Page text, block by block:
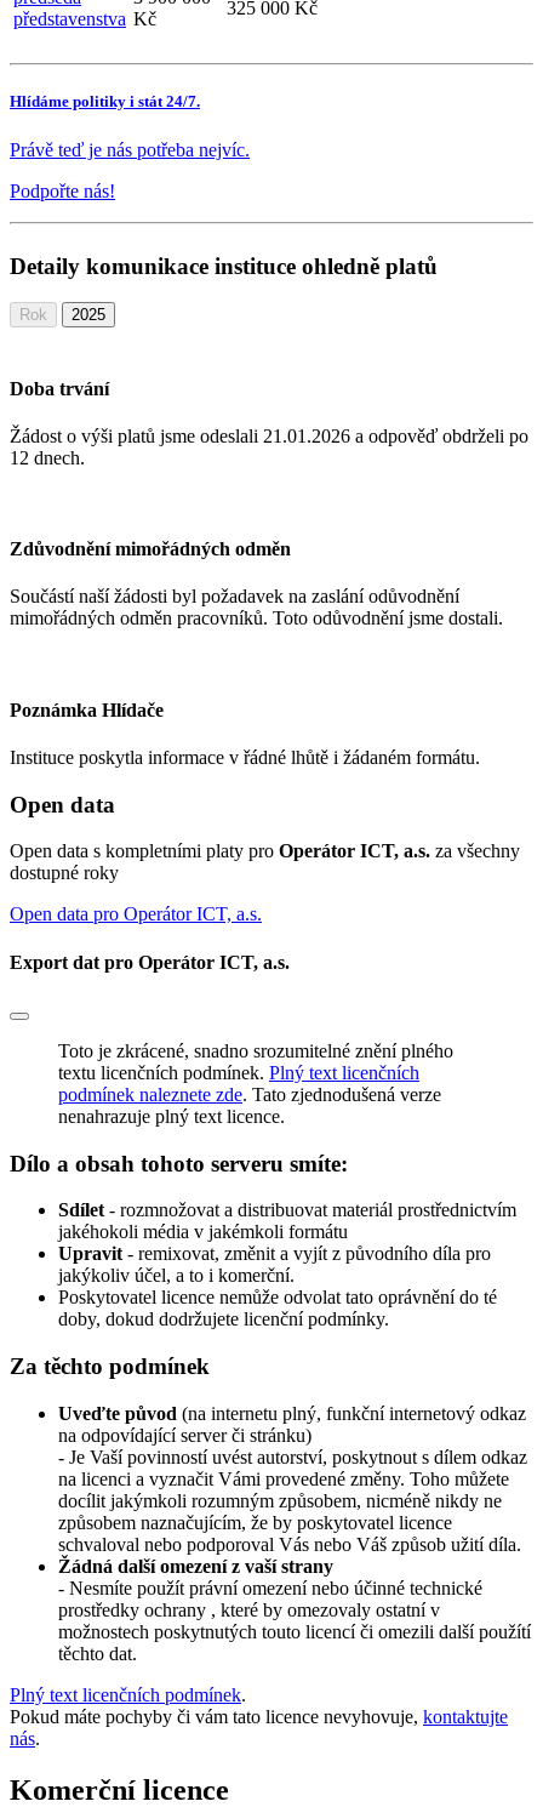
představenstva Kč
325 000 Kč
Hlídáme politiky i stát 24/7.
Právě teď je nás potřeba nejvíc.
Podpořte nás!
Detaily komunikace instituce ohledně platů
Rok 2025
Doba trvání
Žádost o výši platů jsme odeslali 21.01.2026 a odpověď obdrželi po
12 dnech.
Zdůvodnění mimořádných odměn
Součástí naší žádosti byl požadavek na zaslání odůvodnění
mimořádných odměn pracovníků. Toto odůvodnění jsme dostali.
Poznámka Hlídače
Instituce poskytla informace v řádné lhůtě i žádaném formátu.
Open data
Open data s kompletními platy pro Operátor ICT, a.s. za všechny
dostupné roky
Open data pro Operátor ICT, a.s.
Export dat pro Operátor ICT, a.s.
Toto je zkrácené, snadno srozumitelné znění plného
textu licenčních podmínek. Plný text licenčních
podmínek naleznete zde. Tato zjednodušená verze
nenahrazuje plný text licence.
Dílo a obsah tohoto serveru smíte:
Sdílet - rozmnožovat a distribuovat materiál prostřednictvím
jakéhokoli média v jakémkoli formátu
Upravit - remixovat, změnit a vyjít z původního díla pro
jakýkoliv účel, a to i komerční.
Poskytovatel licence nemůže odvolat tato oprávnění do té
doby, dokud dodržujete licenční podmínky.
Za těchto podmínek
Uveďte původ (na internetu plný, funkční internetový odkaz
na odpovídající server či stránku)
- Je Vaší povinností uvést autorství, poskytnout s dílem odkaz
na licenci a vyznačit Vámi provedené změny. Toho můžete
docílit jakýmkoli rozumným způsobem, nicméně nikdy ne
způsobem naznačujícím, že by poskytovatel licence
schvaloval nebo podporoval Vás nebo Váš způsob užití díla.
Žádná další omezení z vaší strany
- Nesmíte použít právní omezení nebo účinné technické
prostředky ochrany , které by omezovaly ostatní v
možnostech poskytnutých touto licencí či omezili další použítí
těchto dat.
Plný text licenčních podmínek.
Pokud máte pochyby či vám tato licence nevyhovuje, kontaktujte
nás.
Komerční licence